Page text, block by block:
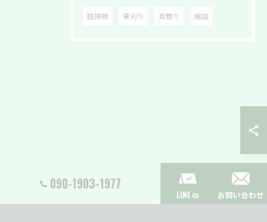
庭掃除 草刈り 見積り 相談
090-1903-1977
LINE お問い合わせ